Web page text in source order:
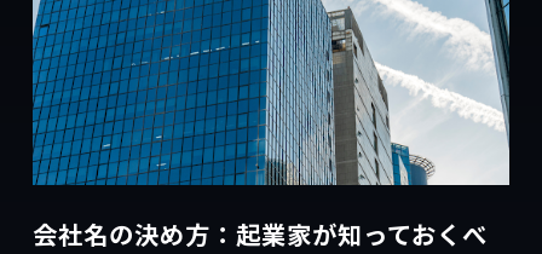
会社名の決め方：起業家が知っておくべ